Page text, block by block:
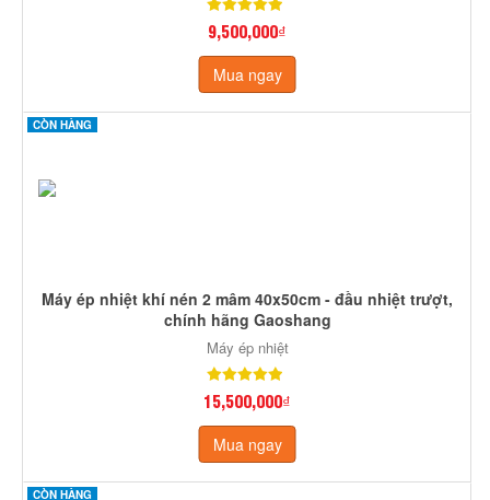
9,500,000₫
Mua ngay
CÒN HÀNG
Máy ép nhiệt khí nén 2 mâm 40x50cm - đầu nhiệt trượt,
chính hãng Gaoshang
Máy ép nhiệt
15,500,000₫
Mua ngay
CÒN HÀNG